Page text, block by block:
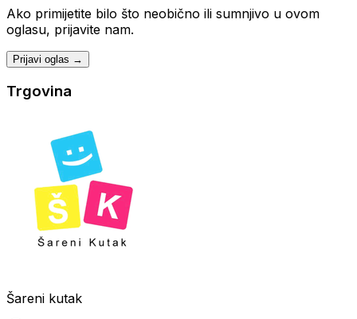
Ako primijetite bilo što neobično ili sumnjivo u ovom
oglasu, prijavite nam.
Prijavi oglas →
Trgovina
Šareni kutak